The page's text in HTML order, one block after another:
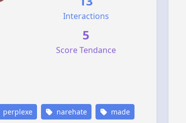
Interactions
5
Score Tendance
perplexe narehate made